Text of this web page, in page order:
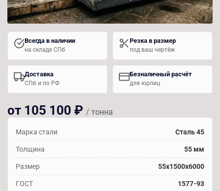
Всегда в наличии
на складе СПб
Резка в размер
под ваш чертёж
Доставка
СПб и по РФ
Безналичный расчёт
для юрлиц
от 105 100 ₽ / тонна
Марка стали Сталь 45
Толщина 55 мм
Размер 55х1500х6000
ГОСТ 1577-93